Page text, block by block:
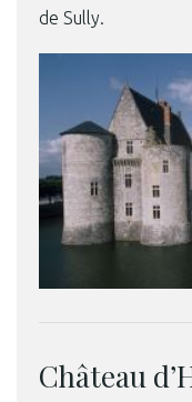
de Sully.
Château